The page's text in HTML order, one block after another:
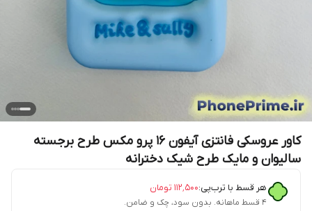
کاور عروسکی فانتزی آیفون 16 پرو مکس طرح برجسته
سالیوان و مایک طرح شیک دخترانه
هر قسط با ترب‌پی:۱۱۲٬۵۰۰ تومان
۴ قسط ماهانه. بدون سود، چک و ضامن.